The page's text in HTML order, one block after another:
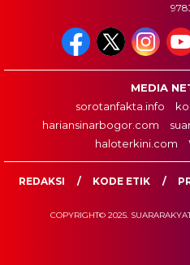
MEDIA
sorotanfakta.info
hariansinarbogor.com
haloterkini.com
REDAKSI KODE ETIK
COPYRIGHT© 2025.